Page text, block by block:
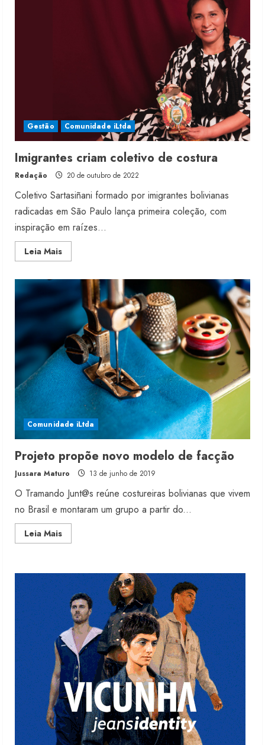
Gestão Comunidade iLtda
Imigrantes criam coletivo de costura
Redação 20 de outubro de 2022
Coletivo Sartasiñani formado por imigrantes bolivianas
radicadas em São Paulo lança primeira coleção, com
inspiração em raízes...
Leia MaisRead
more
criam
coletivo
de
costura
Comunidade iLtda
Projeto propõe novo modelo de facção
Jussara Maturo 13 de junho de 2019
O Tramando Junt@s reúne costureiras bolivianas que vivem
no Brasil e montaram um grupo a partir do...
Leia MaisRead
more
novo
facção
Renata Caixeta assume Movimento
Sou de Algodão
5 de agosto de 2026
4
Projeto testa passaporte digital na
moda nacional
4 de agosto de 2026
5
Morena Rosa lança franquia com
estoque consignado
4 de agosto de 2026